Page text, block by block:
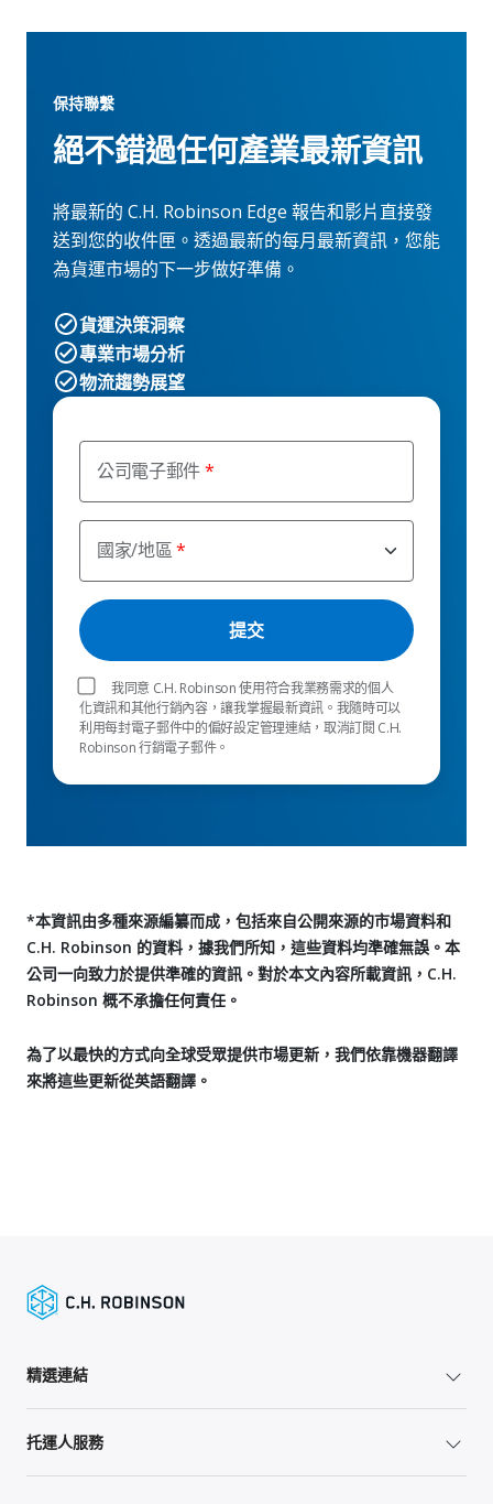
公司電子郵件
國家/地區
我同意 C.H. Robinson 使用符合我業務需求的個人
化資訊和其他行銷內容，讓我掌握最新資訊。我隨時可以
利用每封電子郵件中的偏好設定管理連結，取消訂閱 C.H.
Robinson 行銷電子郵件。
保持聯繫
絕不錯過任何產業最新資訊
將最新的 C.H. Robinson Edge 報告和影片直接發
送到您的收件匣。透過最新的每月最新資訊，您能
為貨運市場的下一步做好準備。
貨運決策洞察
專業市場分析
物流趨勢展望
*本資訊由多種來源編纂而成，包括來自公開來源的市場資料和
C.H. Robinson 的資料，據我們所知，這些資料均準確無誤。本
公司一向致力於提供準確的資訊。對於本文內容所載資訊，C.H.
Robinson 概不承擔任何責任。
為了以最快的方式向全球受眾提供市場更新，我們依靠機器翻譯
來將這些更新從英語翻譯。
精選連結
托運人服務